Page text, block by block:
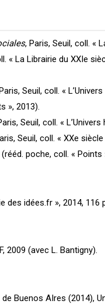
, Paris, Seuil, coll. «
« La Librairie du XXIe
Seuil, coll. «
», 2013).
Seuil, coll. «
Seuil, coll. « XXe siècle
poche, coll. « Points
des idées.fr », 2014,
2009 (avec L. Bantigny).
Buenos AIres (2014),